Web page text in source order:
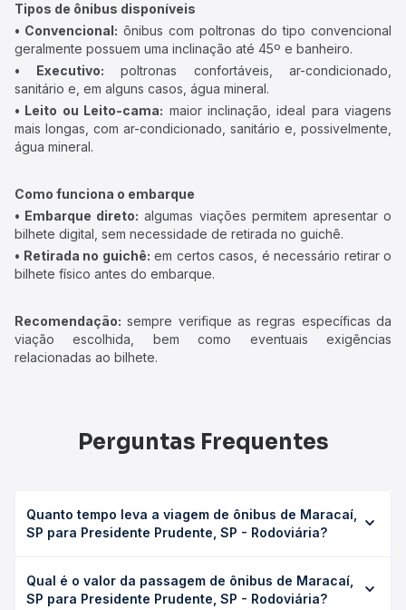
Tipos de ônibus disponíveis
• Convencional: ônibus com poltronas do tipo convencional
geralmente possuem uma inclinação até 45º e banheiro.
• Executivo: poltronas confortáveis, ar-condicionado,
sanitário e, em alguns casos, água mineral.
• Leito ou Leito-cama: maior inclinação, ideal para viagens
mais longas, com ar-condicionado, sanitário e, possivelmente,
água mineral.
Como funciona o embarque
• Embarque direto: algumas viações permitem apresentar o
bilhete digital, sem necessidade de retirada no guichê.
• Retirada no guichê: em certos casos, é necessário retirar o
bilhete físico antes do embarque.
Recomendação: sempre verifique as regras específicas da
viação escolhida, bem como eventuais exigências
relacionadas ao bilhete.
Perguntas Frequentes
Quanto tempo leva a viagem de ônibus de Maracaí,
SP para Presidente Prudente, SP - Rodoviária?
Prudente, SP - Rodoviária leva em média 1h 15min,
podendo variar conforme a viação, o tipo de serviço
Qual é o valor da passagem de ônibus de Maracaí,
SP para Presidente Prudente, SP - Rodoviária?